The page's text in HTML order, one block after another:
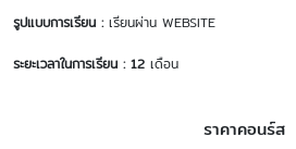
รูปแบบการเรียน : เรียนผ่าน WEBSITE
ระยะเวลาในการเรียน : 12 เดือน
ราคาคอนร์ส